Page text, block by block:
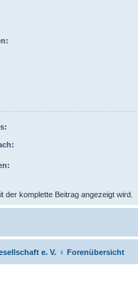
der komplette Beitrag angezeigt wird.
e. V. Forenübersicht